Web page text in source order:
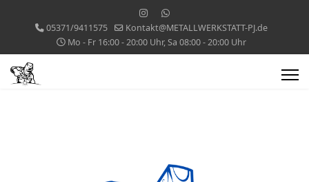
05371/9411575
Kontakt@METALLWERKSTATT-PJ.de
Mo - Fr 16:00 - 20:00 Uhr, Sa 08:00 - 20:00 Uhr